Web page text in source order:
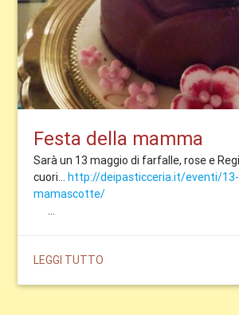
Festa della mamma
Sarà un 13 maggio di farfalle, rose e
cuori...http://deipasticceria.it/eventi/
mamascotte/
...
LEGGI TUTTO